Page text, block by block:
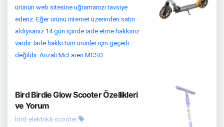
ürünün web sitesine uğramanızı tavsiye
ederiz. Eğer ürünü internet üzerinden satın
aldıysanız 14 gün içinde iade etme hakkınız
vardır. İade hakkı tüm ürünler için geçerli
değildir. Arızalı McLaren MCS0...
Bird Birdie Glow Scooter Özellikleri
ve Yorum
bird-elektrikli-scooter